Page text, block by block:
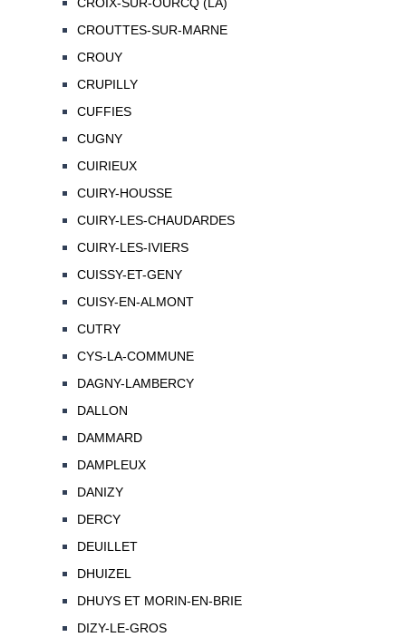
CROIX-SUR-OURCQ (LA)
CROUTTES-SUR-MARNE
CROUY
CRUPILLY
CUFFIES
CUGNY
CUIRIEUX
CUIRY-HOUSSE
CUIRY-LES-CHAUDARDES
CUIRY-LES-IVIERS
CUISSY-ET-GENY
CUISY-EN-ALMONT
CUTRY
CYS-LA-COMMUNE
DAGNY-LAMBERCY
DALLON
DAMMARD
DAMPLEUX
DANIZY
DERCY
DEUILLET
DHUIZEL
DHUYS ET MORIN-EN-BRIE
DIZY-LE-GROS